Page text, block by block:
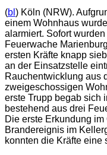
(bl ) Köln (NRW).
einem Wohnhaus
alarmiert. Sofort
Feuerwache
ersten Kräfte knapp
an der Einsatzstelle
Rauchentwicklung aus
zweigeschossigen
erste Trupp begab sich
bestehend aus drei
Die erste Erkundung
Brandereignis im
konnten die Kräfte eine